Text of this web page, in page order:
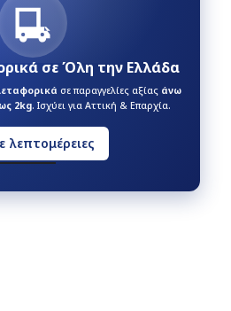
σε Όλη την Ελλάδα
σε παραγγελίες αξίας άνω
2kg. Ισχύει για Αττική & Επαρχία.
λεπτομέρειες